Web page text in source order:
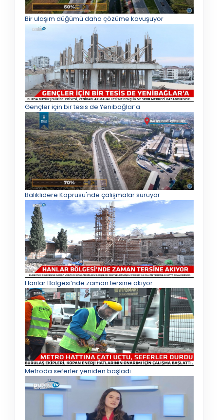
Bir ulaşım düğümü daha çözüme kavuşuyor
Gençler için bir tesis de Yenibağlar’a
Balıklıdere Köprüsü'nde çalışmalar sürüyor
Hanlar Bölgesi’nde zaman tersine akıyor
Metroda seferler yeniden başladı